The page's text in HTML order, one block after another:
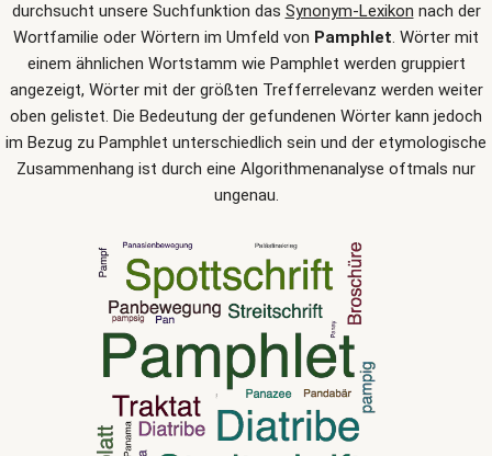
durchsucht unsere Suchfunktion das Synonym-Lexikon nach der
Wortfamilie oder Wörtern im Umfeld von Pamphlet. Wörter mit
einem ähnlichen Wortstamm wie Pamphlet werden gruppiert
angezeigt, Wörter mit der größten Trefferrelevanz werden weiter
oben gelistet. Die Bedeutung der gefundenen Wörter kann jedoch
im Bezug zu Pamphlet unterschiedlich sein und der etymologische
Zusammenhang ist durch eine Algorithmenanalyse oftmals nur
ungenau.